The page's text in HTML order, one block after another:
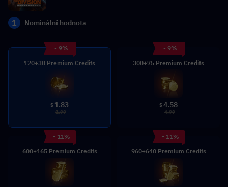
1 Nominální hodnota
- 9%
120+30 Premium Credits
$ 1.83
1.99
- 9%
300+75 Premium Credits
$4.58
4.99
- 11%
600+165 Premium Credits
- 11%
960+640 Premium Credits